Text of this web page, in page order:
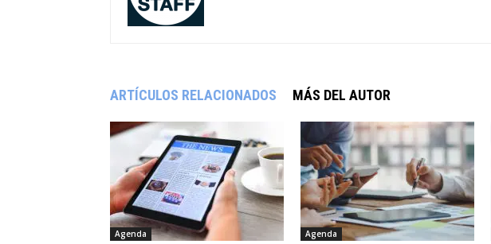
ARTÍCULOS RELACIONADOS MÁS DEL AUTOR
Agenda Agenda